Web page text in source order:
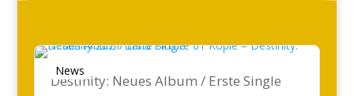
News
Destinity: Neues Album / Erste Single